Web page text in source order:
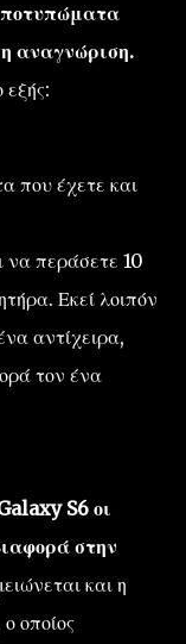
η αναγνώριση.
εξής:
που έχετε και
να περάσετε 10
Εκεί λοιπόν
αντίχειρα,
τον ένα
S6 οι
στην
και η
οποίος